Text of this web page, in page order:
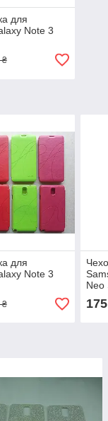
для
Note 3
₴
для
Note 3
₴
Neo
175